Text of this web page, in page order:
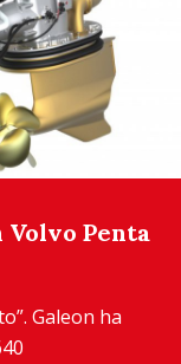
Volvo Penta
Galeon ha